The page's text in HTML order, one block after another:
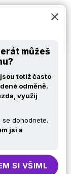
můžeš
totiž často
odměně.
využij
se dohodnete.
jsi a
SI VŠIML